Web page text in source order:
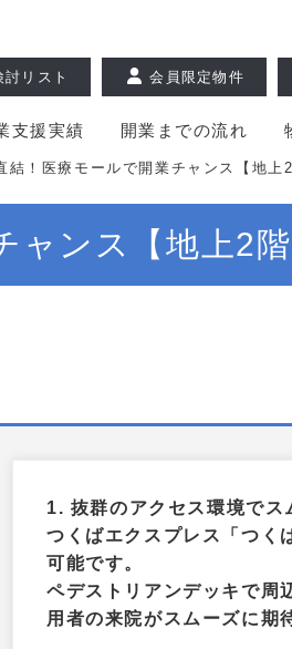
支援実績 開業までの流れ
討リスト 会員限定物件
結！医療モールで開業チャンス【地上2
ンス【地上2階
1. 抜群のアクセス環境でス
つくばエクスプレス「つく
可能です。
ペデストリアンデッキで周
用者の来院がスムーズに期